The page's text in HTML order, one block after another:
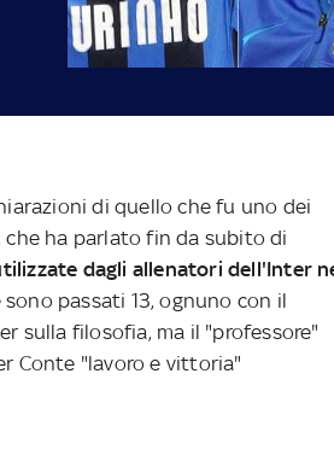
di quello che fu uno dei
che ha parlato fin da subito di
dagli allenatori dell'Inter
passati 13, ognuno con il
sulla filosofia, ma il "professore"
Conte "lavoro e vittoria"